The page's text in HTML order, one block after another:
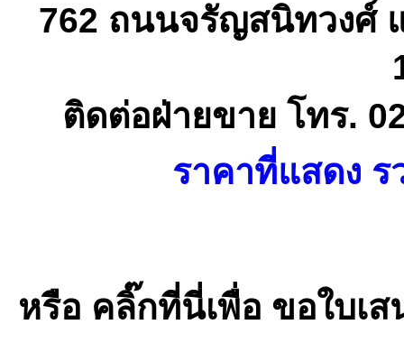
762 ถนนจรัญสนิทวงศ์
ติดต่อฝ่ายขาย โทร.
ราคาที่แสดง
หรือ คลิ๊กที่นี่เพื่อ ขอใบเ